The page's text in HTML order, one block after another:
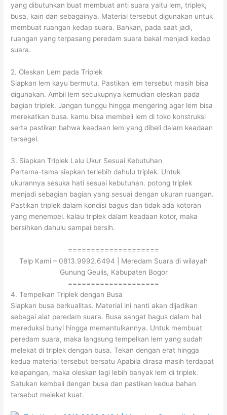
yang dibutuhkan buat membuat anti suara yaitu lem, triplek,
busa, kain dan sebagainya. Material tersebut digunakan untuk
membuat ruangan kedap suara. Bahkan, pada saat jadi,
ruangan yang terpasang peredam suara bakal menjadi kedap
suara.
2. Oleskan Lem pada Triplek
Siapkan lem kayu bermutu. Pastikan lem tersebut masih bisa
digunakan. Ambil lem secukupnya kemudian oleskan pada
bagian triplek. Jangan tunggu hingga mengering agar lem bisa
merekatkan busa. kamu bisa membeli lem di toko konstruksi
serta pastikan bahwa keadaan lem yang dibeli dalam keadaan
tersegel.
3. Siapkan Triplek Lalu Ukur Sesuai Kebutuhan
Pertama-tama siapkan terlebih dahulu triplek. Untuk
ukurannya sesuka hati sesuai kebutuhan. potong triplek
menjadi sebagian bagian yang sesuai dengan ukuran ruangan.
Pastikan triplek dalam kondisi bagus dan tidak ada kotoran
yang menempel. kalau triplek dalam keadaan kotor, maka
bersihkan dahulu sampai bersih.
====================
Telp Kami – 0813.9992.6494 | Meredam Suara di wilayah
Gunung Geulis, Kabupaten Bogor
====================
4. Tempelkan Triplek dengan Busa
Siapkan busa berkualitas. Material ini nanti akan dijadikan
sebagai alat peredam suara. Busa sangat bagus dalam hal
mereduksi bunyi hingga memantulkannya. Untuk membuat
peredam suara, maka langsung tempelkan lem yang sudah
melekat di triplek dengan busa. Tekan dengan erat hingga
kedua material tersebut bersatu Apabila dirasa masih terdapat
kelapangan, maka oleskan lagi lebih banyak lem di triplek.
Satukan kembali dengan busa dan pastikan kedua bahan
tersebut melekat kuat.